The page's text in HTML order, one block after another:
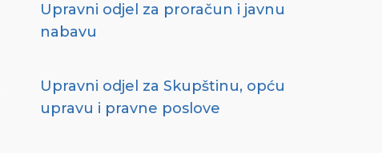
Upravni odjel za proračun i javnu
nabavu
Upravni odjel za Skupštinu, opću
upravu i pravne poslove